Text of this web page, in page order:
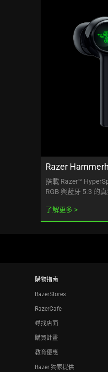
Razer
搭載 Razer™
RGB 與藍牙 5.3 的
了解更多
購物指南
RazerStores
RazerCafe
尋找店面
購買計畫
教育優惠
Razer 獨家提供